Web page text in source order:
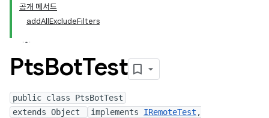
공개 메서드
addAllExcludeFilters
PtsBotTest
public class PtsBotTest
extends Object
implements IRemoteTest ,